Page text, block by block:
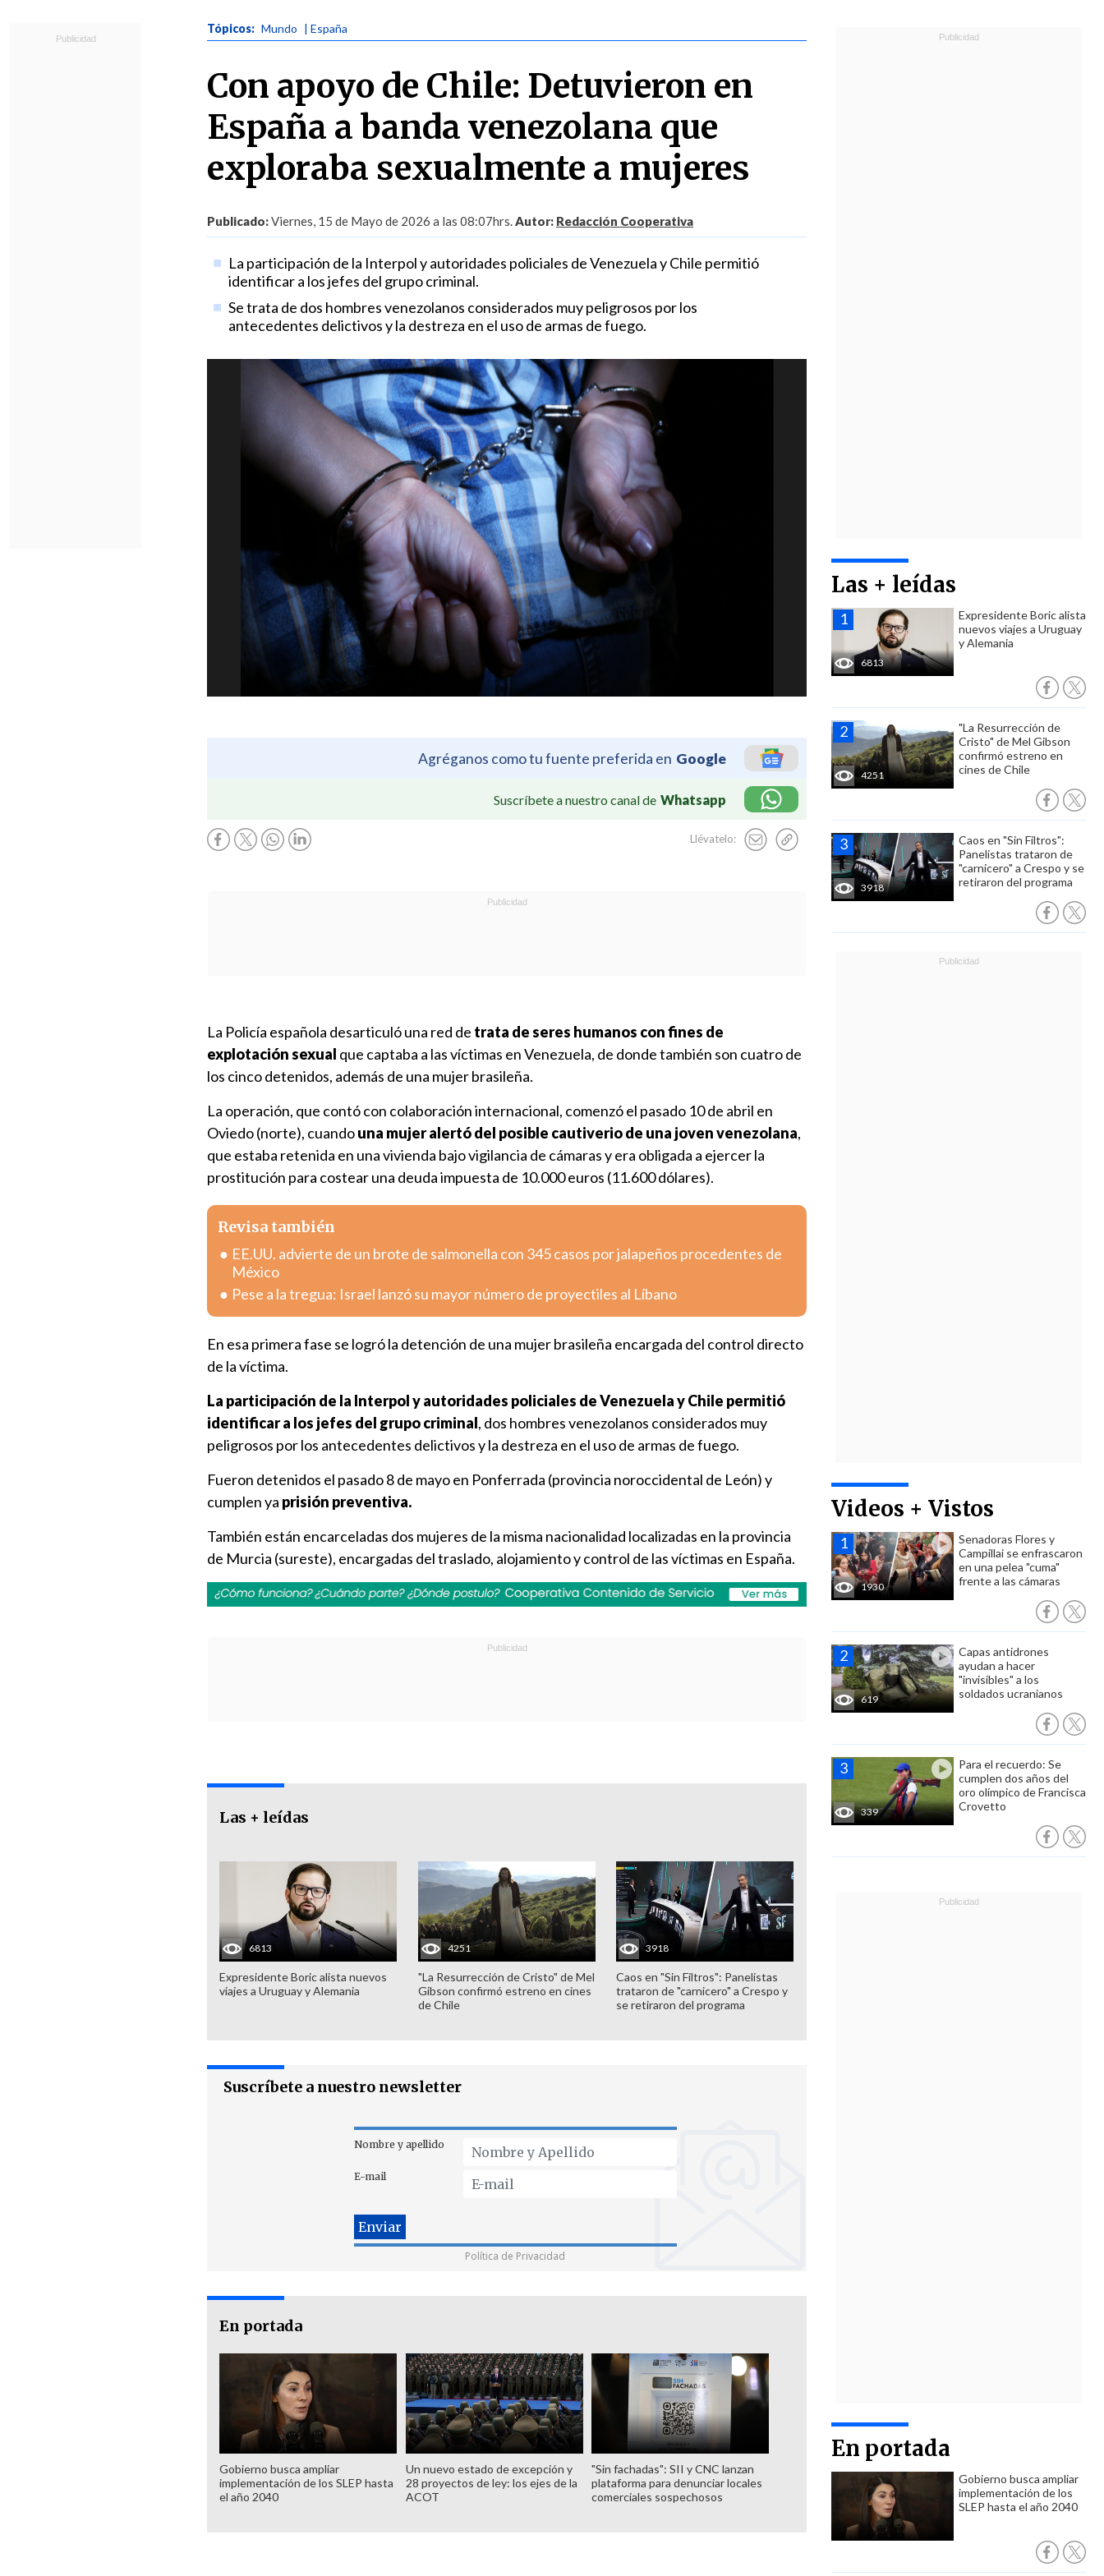
Tópicos: Mundo | España
Con apoyo de Chile: Detuvieron en
España a banda venezolana que
exploraba sexualmente a mujeres
Publicado:Viernes, 15 de Mayo de 2026 a las 08:07hrs.Autor: Redacción Cooperativa
La participación de la Interpol y autoridades policiales de Venezuela y Chile permitió
identificar a los jefes del grupo criminal.
Se trata de dos hombres venezolanos considerados muy peligrosos por los
antecedentes delictivos y la destreza en el uso de armas de fuego.
Agréganos como tu fuente preferida en Google
Suscríbete a nuestro canal de Whatsapp
Llévatelo:
Las + leídas
6813
Expresidente Boric alista
nuevos viajes a Uruguay
y Alemania
4251
"La Resurrección de
Cristo" de Mel Gibson
confirmó estreno en
cines de Chile
3918
Caos en "Sin Filtros":
Panelistas trataron de
"carnicero" a Crespo y se
retiraron del programa
Videos + Vistos
1930
Senadoras Flores y
Campillai se enfrascaron
en una pelea "cuma"
frente a las cámaras
619
Capas antidrones
ayudan a hacer
"invisibles" a los
soldados ucranianos
339
Para el recuerdo: Se
cumplen dos años del
oro olímpico de Francisca
Crovetto
En portada
Gobierno busca ampliar
implementación de los
SLEP hasta el año 2040
La Policía española desarticuló una red de trata de seres humanos con fines de
explotación sexual que captaba a las víctimas en Venezuela, de donde también son cuatro de
los cinco detenidos, además de una mujer brasileña.
La operación, que contó con colaboración internacional, comenzó el pasado 10 de abril en
Oviedo (norte), cuandouna mujer alertó del posible cautiverio de una joven venezolana,
que estaba retenida en una vivienda bajo vigilancia de cámaras y era obligada a ejercer la
prostitución para costear una deuda impuesta de 10.000 euros (11.600 dólares).
Revisa también
EE.UU. advierte de un brote de salmonella con 345 casos por jalapeños procedentes de
México
Pese a la tregua: Israel lanzó su mayor número de proyectiles al Líbano
En esa primera fase se logró la detención de una mujer brasileña encargada del control directo
de la víctima.
La participación de la Interpol y autoridades policiales de Venezuela y Chile permitió
identificar a los jefes del grupo criminal, dos hombres venezolanos considerados muy
peligrosos por los antecedentes delictivos y la destreza en el uso de armas de fuego.
Fueron detenidos el pasado 8 de mayo en Ponferrada (provincia noroccidental de León) y
cumplen ya prisión preventiva.
También están encarceladas dos mujeres de la misma nacionalidad localizadas en la provincia
de Murcia (sureste), encargadas del traslado, alojamiento y control de las víctimas en España.
Las + leídas
6813
Expresidente Boric alista nuevos
viajes a Uruguay y Alemania
4251
"La Resurrección de Cristo" de Mel
Gibson confirmó estreno en cines
de Chile
3918
Caos en "Sin Filtros": Panelistas
trataron de "carnicero" a Crespo y
se retiraron del programa
Suscríbete a nuestro newsletter
Nombre y apellido
E-mail
Política de Privacidad
En portada
Gobierno busca ampliar
implementación de los SLEP hasta
el año 2040
Un nuevo estado de excepción y
28 proyectos de ley: los ejes de la
ACOT
"Sin fachadas": SII y CNC lanzan
plataforma para denunciar locales
comerciales sospechosos